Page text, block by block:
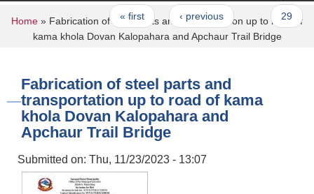
Pages
« first ‹ previous
You are here
Home » Fabrication of steel parts and transportation up to road of
kama khola Dovan Kalopahara and Apchaur Trail Bridge
Fabrication of steel parts and
transportation up to road of kama
khola Dovan Kalopahara and
Apchaur Trail Bridge
Submitted on: Thu, 11/23/2023 - 13:07